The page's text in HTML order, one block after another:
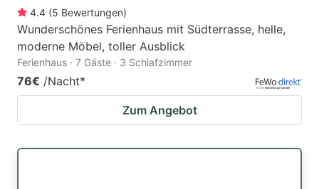
4.4 (5 Bewertungen)
Wunderschönes Ferienhaus mit Südterrasse, helle,
moderne Möbel, toller Ausblick
Ferienhaus · 7 Gäste · 3 Schlafzimmer
76€ /Nacht*
Zum Angebot